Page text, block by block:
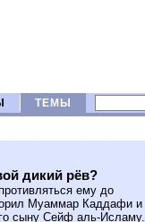
ТЕМЫ
дикий рёв?
ему до
Муаммар Каддафи и
сыну Сейф аль-Исламу.